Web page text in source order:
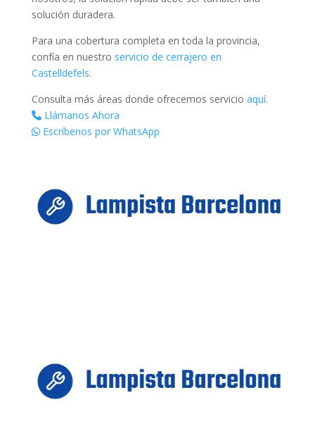
solución duradera.
Para una cobertura completa en toda la provincia,
confía en nuestro servicio de cerrajero en
Castelldefels.
Consulta más áreas donde ofrecemos servicio aquí.
Llámanos Ahora
Escríbenos por WhatsApp